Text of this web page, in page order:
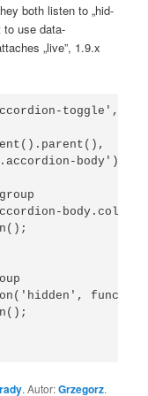
both listen to „hid­
to use data-
„live”, 1.9.x
toggle',
body');
. Autor:Grzegorz.